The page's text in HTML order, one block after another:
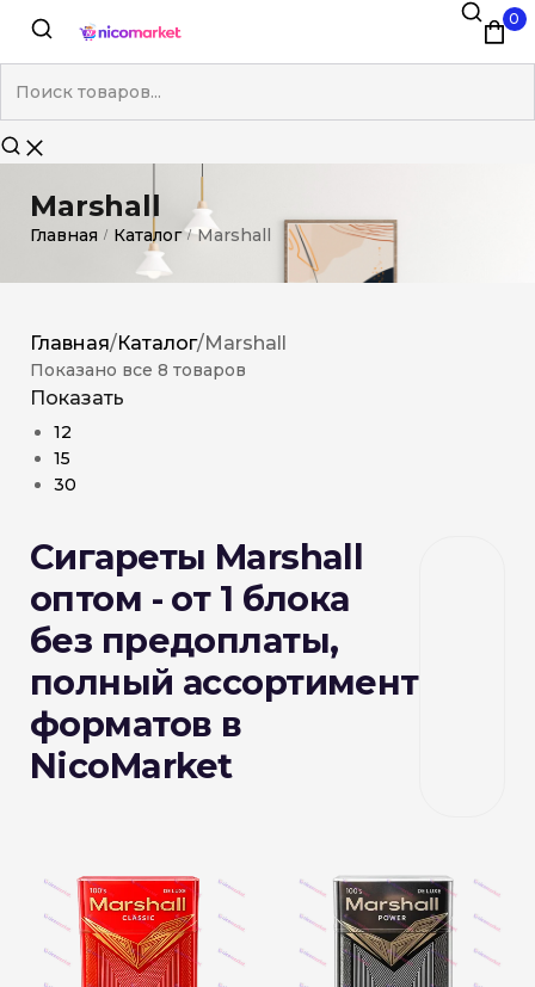
0
Marshall
Главная / Каталог / Marshall
Главная/Каталог/Marshall
Показано все 8 товаров
Показать
12
15
30
Сигареты Marshall
оптом - от 1 блока
без предоплаты,
полный ассортимент
форматов в
NicoMarket